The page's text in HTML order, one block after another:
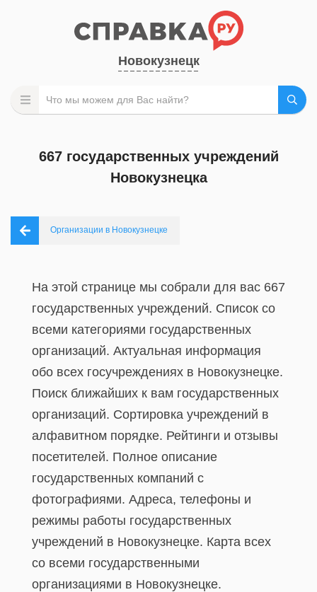
Новокузнецк
667 государственных учреждений
Новокузнецка
Организации в Новокузнецке
На этой странице мы собрали для вас 667
государственных учреждений. Список со
всеми категориями государственных
организаций. Актуальная информация
обо всех госучреждениях в Новокузнецке.
Поиск ближайших к вам государственных
организаций. Сортировка учреждений в
алфавитном порядке. Рейтинги и отзывы
посетителей. Полное описание
государственных компаний с
фотографиями. Адреса, телефоны и
режимы работы государственных
учреждений в Новокузнецке. Карта всех
со всеми государственными
организациями в Новокузнецке.